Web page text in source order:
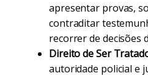
apresentar provas,
contraditar
recorrer de decisões
Direito de Ser
autoridade policial e